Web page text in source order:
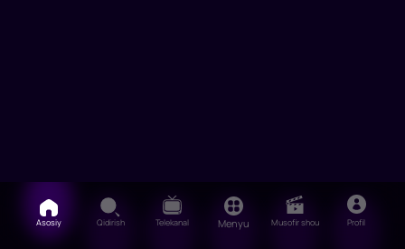
Asosiy Qidirish Telekanal Menyu Musofir shou Profil